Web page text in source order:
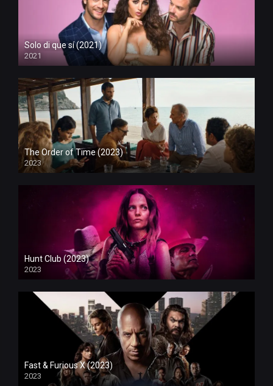
Solo di que sí (2021)
2021
The Order of Time (2023)
2023
Hunt Club (2023)
2023
Fast & Furious X (2023)
2023